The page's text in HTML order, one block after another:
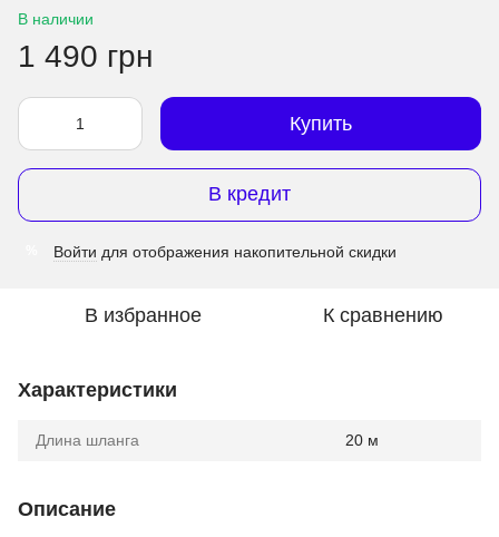
В наличии
1 490 грн
Купить
В кредит
Войти для отображения накопительной скидки
В избранное К сравнению
Характеристики
Длина шланга 20 м
Описание